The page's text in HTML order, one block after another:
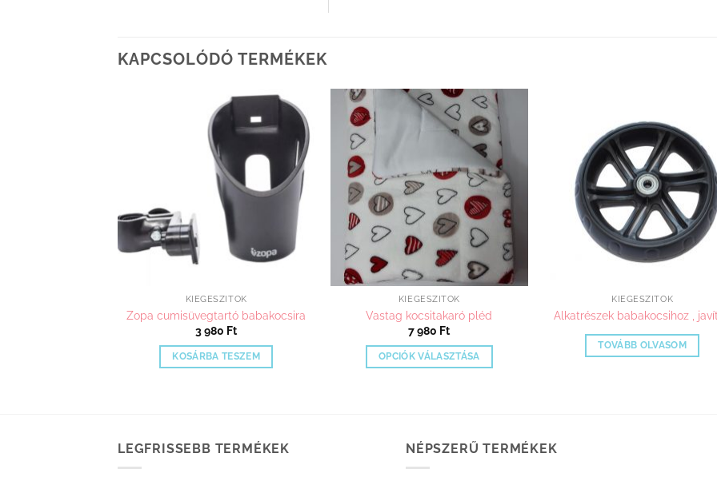
KAPCSOLÓDÓ TERMÉKEK
Kedvenceimhez
KIEGÉSZÍTŐK
Zopa cumisüvegtartó babakocsira
3 980 Ft
KOSÁRBA TESZEM
Kedvenceimhez
adom
KIEGÉSZÍTŐK
Vastag kocsitakaró pléd
7 980 Ft
OPCIÓK VÁLASZTÁSA
variációja
van.
adom
KIEGÉSZÍTŐK
Alkatrészek babakocsihoz ,
TOVÁBB OLVASOM
LEGFRISSEBB TERMÉKEK NÉPSZERŰ TERMÉKEK